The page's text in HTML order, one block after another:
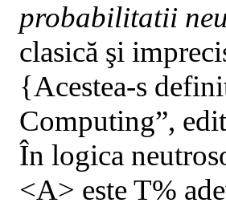
probabilitatii
clasică şi
{Acestea-s
Computing”,
În logica
<A> este T%